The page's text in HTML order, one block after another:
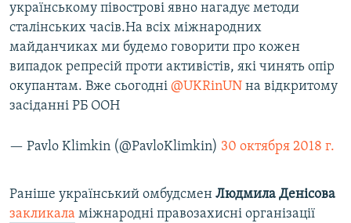
українському півострові явно нагадує методи
сталінських часів.На всіх міжнародних
майданчиках ми будемо говорити про кожен
випадок репресій проти активістів, які чинять опір
окупантам. Вже сьогодні @UKRinUN на відкритому
засіданні РБ ООН
— Pavlo Klimkin (@PavloKlimkin) 30 октября 2018 г.
Раніше український омбудсмен Людмила Денісова
закликала міжнародні правозахисні організації